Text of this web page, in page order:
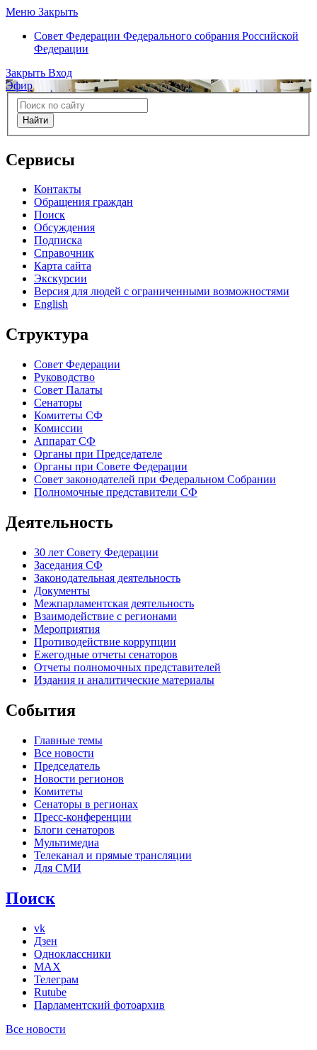
Меню Закрыть
Совет Федерации Федерального собрания Российской
Федерации
Закрыть Вход
Эфир
Найти
Сервисы
Контакты
Обращения граждан
Поиск
Обсуждения
Подписка
Справочник
Карта сайта
Экскурсии
Версия для людей с ограниченными возможностями
English
Структура
Совет Федерации
Руководство
Совет Палаты
Сенаторы
Комитеты СФ
Комиссии
Аппарат СФ
Органы при Председателе
Органы при Совете Федерации
Совет законодателей при Федеральном Собрании
Полномочные представители СФ
Деятельность
30 лет Совету Федерации
Заседания СФ
Законодательная деятельность
Документы
Межпарламентская деятельность
Взаимодействие с регионами
Мероприятия
Противодействие коррупции
Ежегодные отчеты сенаторов
Отчеты полномочных представителей
Издания и аналитические материалы
События
Главные темы
Все новости
Председатель
Новости регионов
Комитеты
Сенаторы в регионах
Пресс-конференции
Блоги сенаторов
Мультимедиа
Телеканал и прямые трансляции
Для СМИ
Поиск
vk
Дзен
Одноклассники
MAX
Телеграм
Rutube
Парламентский фотоархив
Все новости